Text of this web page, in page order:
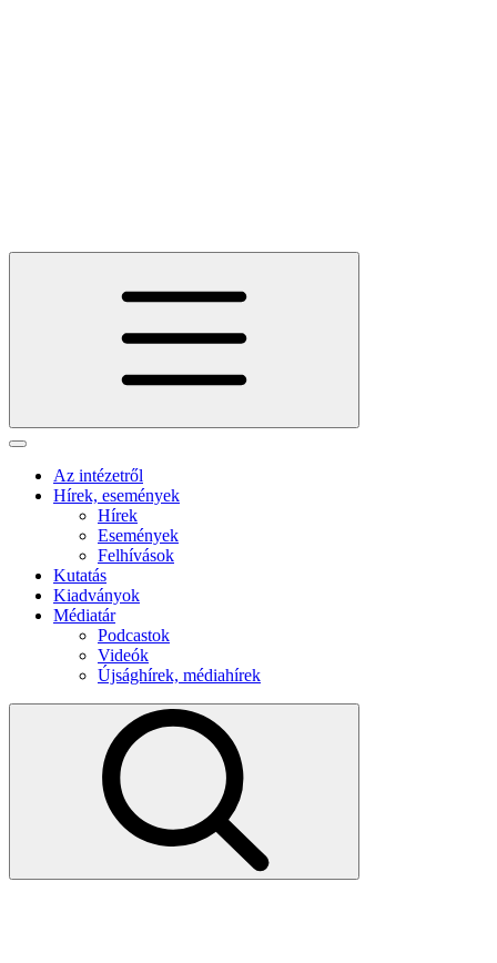
Az intézetről
Hírek, események
Hírek
Események
Felhívások
Kutatás
Kiadványok
Médiatár
Podcastok
Videók
Újsághírek, médiahírek